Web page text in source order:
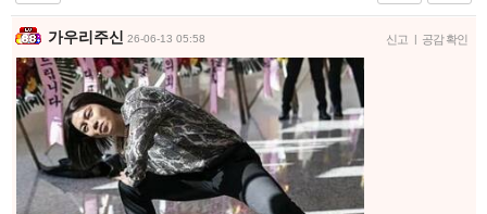
가우리주신 26-06-13 05:58 신고 | 공감 확인